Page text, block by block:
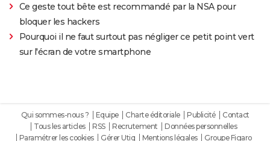
Ce geste tout bête est recommandé par la NSA pour
bloquer les hackers
Pourquoi il ne faut surtout pas négliger ce petit point vert
sur l'écran de votre smartphone
Qui sommes-nous ? Equipe Charte éditoriale Publicité
Contact
Tous les articles
RSS Recrutement
Données personnelles
Paramétrer les cookies
Gérer Utiq Mentions légales Groupe Figaro